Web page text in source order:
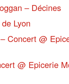
– Décines
Lyon
Concert @
@ Epicerie